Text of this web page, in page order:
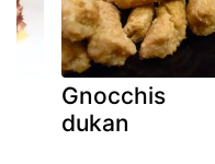
Gnocchis
dukan